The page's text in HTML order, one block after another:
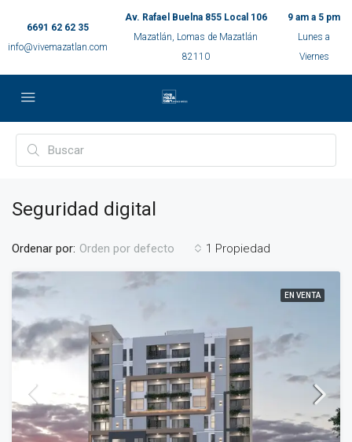
6691 62 62 35
info@vivemazatlan.com
Av. Rafael Buelna 855 Local 106
Mazatlán, Lomas de Mazatlán
82110
9 am a 5 pm
Lunes a
Viernes
Seguridad digital
1 Propiedad
Ordenar por: Orden por defecto
EN VENTA